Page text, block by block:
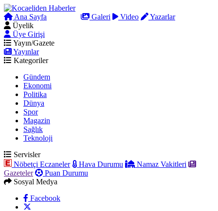
Ana Sayfa Galeri Video
Yazarlar
Üyelik
Üye Girişi
Yayın/Gazete
Yayınlar
Kategoriler
Gündem
Ekonomi
Politika
Dünya
Spor
Magazin
Sağlık
Teknoloji
Servisler
Nöbetçi Eczaneler
Hava Durumu
Namaz Vakitleri
Gazeteler
Puan Durumu
Sosyal Medya
Facebook